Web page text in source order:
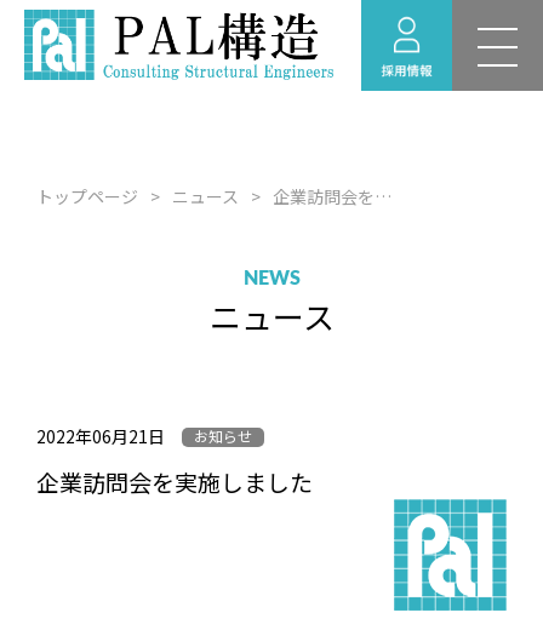
新卒採用 募集要項
採用のお問い合わせ
採用情報ニュース
トップページ ニュース 企業訪問会を実施しました
NEWS
ニュース
2022年06月21日 お知らせ
企業訪問会を実施しました